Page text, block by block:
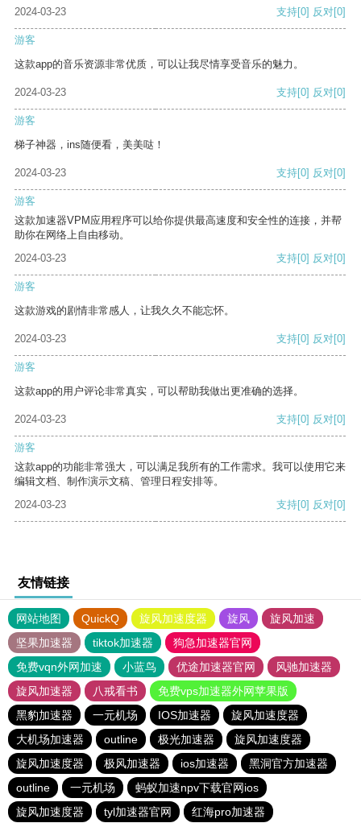
2024-03-23
支持[0] 反对[0]
游客
这款app的音乐资源非常优质，可以让我尽情享受音乐的魅力。
2024-03-23 支持[0] 反对[0]
游客
梯子神器，ins随便看，美美哒！
2024-03-23 支持[0] 反对[0]
游客
这款加速器VPM应用程序可以给你提供最高速度和安全性的连接，并帮
助你在网络上自由移动。
2024-03-23
支持[0] 反对[0]
游客
这款游戏的剧情非常感人，让我久久不能忘怀。
2024-03-23 支持[0] 反对[0]
游客
这款app的用户评论非常真实，可以帮助我做出更准确的选择。
2024-03-23 支持[0] 反对[0]
游客
这款app的功能非常强大，可以满足我所有的工作需求。我可以使用它来
编辑文档、制作演示文稿、管理日程安排等。
2024-03-23
支持[0] 反对[0]
友情链接
网站地图 QuickQ 旋风加速度器 旋风
旋风加速
坚果加速器
tiktok加速器
狗急加速器官网
免费vqn外网加速
小蓝鸟 优途加速器官网
风驰加速器
旋风加速器
八戒看书
免费vps加速器外网苹果版
黑豹加速器
一元机场 IOS加速器
旋风加速度器
大机场加速器
outline 极光加速器
旋风加速度器
旋风加速度器
极风加速器 ios加速器
黑洞官方加速器
outline
一元机场
蚂蚁加速npv下载官网ios
旋风加速度器
tyl加速器官网 红海pro加速器